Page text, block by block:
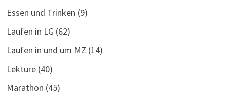
Essen und Trinken (9)
Laufen in LG (62)
Laufen in und um MZ (14)
Lektüre(40)
Marathon (45)